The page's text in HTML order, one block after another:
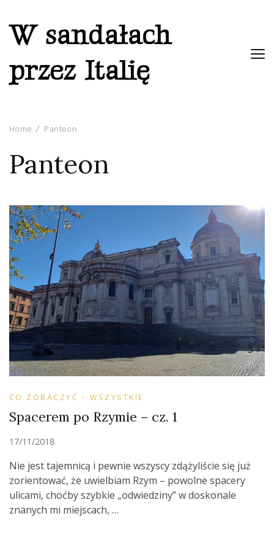
W sandałach
przez Italię
Home Panteon
Panteon
CO ZOBACZYĆ WSZYSTKIE
Spacerem po Rzymie – cz. 1
17/11/2018
Nie jest tajemnicą i pewnie wszyscy zdążyliście się już
zorientować, że uwielbiam Rzym – powolne spacery
ulicami, choćby szybkie „odwiedziny” w doskonale
znanych mi miejscach, …